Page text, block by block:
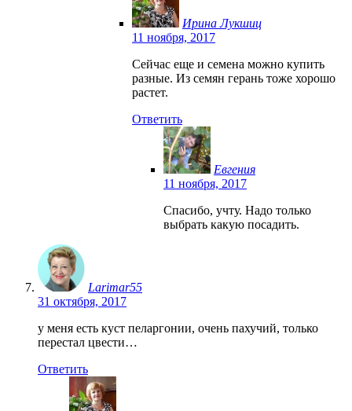
Ирина Лукшиц
11 ноября, 2017
Сейчас еще и семена можно купить
разные. Из семян герань тоже хорошо
растет.
Ответить
Евгения
11 ноября, 2017
Спасибо, учту. Надо только
выбрать какую посадить.
Larimar55
31 октября, 2017
у меня есть куст пеларгонии, очень пахучий, только
перестал цвести…
Ответить